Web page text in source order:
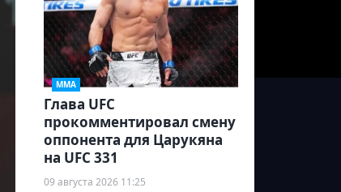
ММА
Глава UFC
прокомментировал смену
оппонента для Царукяна
на UFC 331
09 августа 2026 11:25